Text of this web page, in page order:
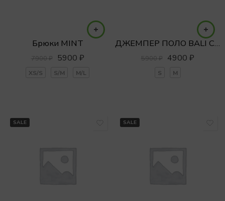
Брюки MINT
7900₽ 5900 ₽
XS/S S/M M/L
ДЖЕМПЕР ПОЛО BALI CROCHET
5900₽ 4900 ₽
S M
SALE SALE